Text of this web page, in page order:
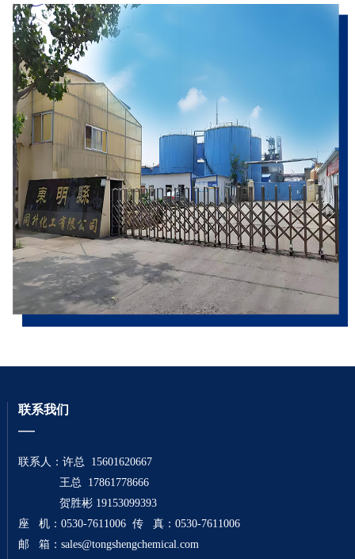
联系我们
联系人：许总 15601620667
王总 17861778666
贺胜彬 19153099393
座 机：0530-7611006 传 真：0530-7611006
邮 箱： sales@tongshengchemical.com